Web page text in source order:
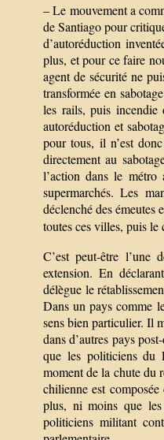
– Le mouvement a
de Santiago pour
d’autoréduction
plus, et pour ce faire
agent de sécurité ne
transformée en
les rails, puis
autoréduction et
pour tous, il n’est
directement au
l’action dans le
supermarchés. Les
déclenché des émeutes
toutes ces villes, puis
C’est peut-être l’une
extension. En
délègue le
Dans un pays comme
sens bien particulier. Il
dans d’autres pays
que les politiciens du
moment de la chute du
chilienne est composée
plus, ni moins que les
politiciens militant